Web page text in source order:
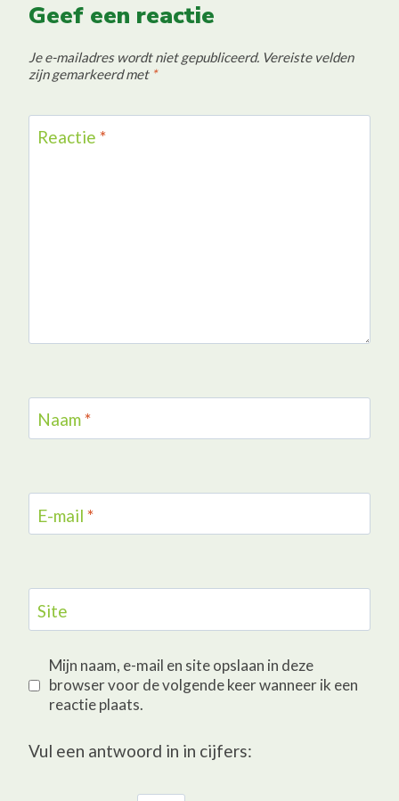
Geef een reactie
Je e-mailadres wordt niet gepubliceerd. Vereiste velden
zijn gemarkeerd met *
Reactie *
Naam*
E-mail *
Site
Mijn naam, e-mail en site opslaan in deze
browser voor de volgende keer wanneer ik een
reactie plaats.
Vul een antwoord in in cijfers: